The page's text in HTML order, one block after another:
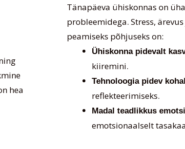
hea
Tänapäeva ühiskonnas on
probleemidega. Stress,
peamiseks põhjuseks on:
Ühiskonna pidevalt
kiiremini.
Tehnoloogia pidev
reflekteerimiseks.
Madal teadlikkus
emotsionaalselt